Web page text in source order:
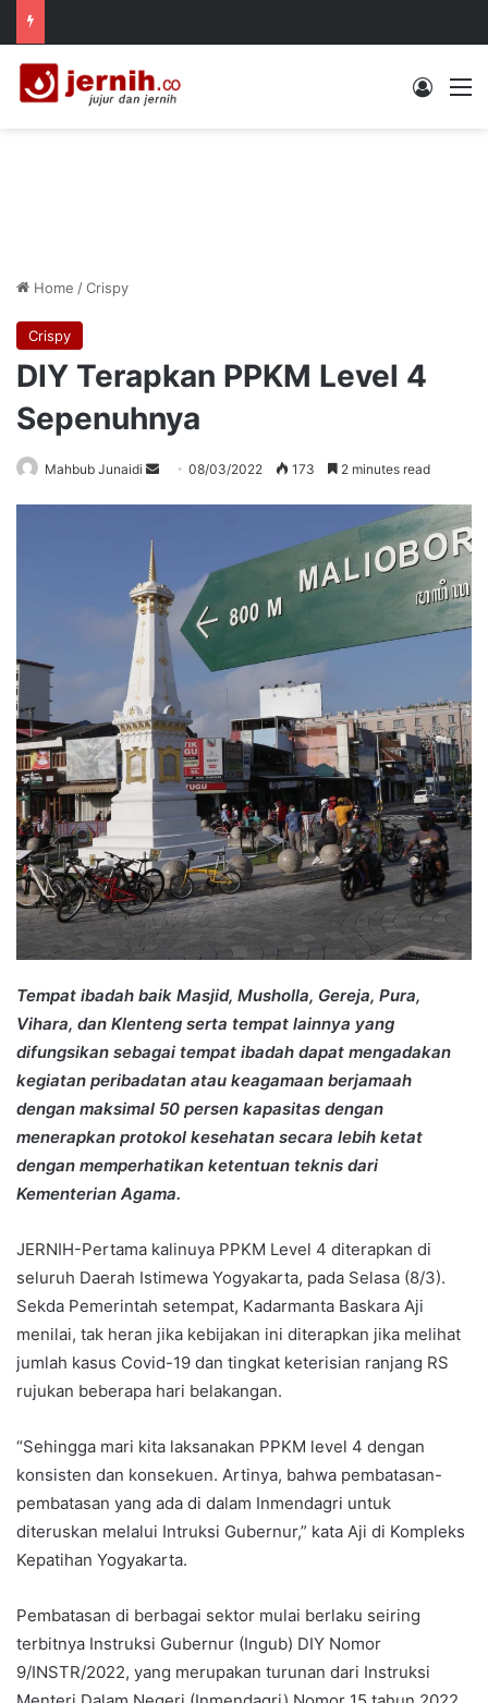
Log In
Home /Crispy
Crispy
DIY Terapkan PPKM Level 4
Sepenuhnya
Mahbub Junaidi
Send08/03/2022 173 2 minutes read
Tempat ibadah baik Masjid, Musholla, Gereja, Pura,
Vihara, dan Klenteng serta tempat lainnya yang
difungsikan sebagai tempat ibadah dapat mengadakan
kegiatan peribadatan atau keagamaan berjamaah
dengan maksimal 50 persen kapasitas dengan
menerapkan protokol kesehatan secara lebih ketat
dengan memperhatikan ketentuan teknis dari
Kementerian Agama.
JERNIH-Pertama kalinuya PPKM Level 4 diterapkan di
seluruh Daerah Istimewa Yogyakarta, pada Selasa (8/3).
Sekda Pemerintah setempat, Kadarmanta Baskara Aji
menilai, tak heran jika kebijakan ini diterapkan jika melihat
jumlah kasus Covid-19 dan tingkat keterisian ranjang RS
rujukan beberapa hari belakangan.
“Sehingga mari kita laksanakan PPKM level 4 dengan
konsisten dan konsekuen. Artinya, bahwa pembatasan-
pembatasan yang ada di dalam Inmendagri untuk
diteruskan melalui Intruksi Gubernur,” kata Aji di Kompleks
Kepatihan Yogyakarta.
Pembatasan di berbagai sektor mulai berlaku seiring
terbitnya Instruksi Gubernur (Ingub) DIY Nomor
9/INSTR/2022, yang merupakan turunan dari Instruksi